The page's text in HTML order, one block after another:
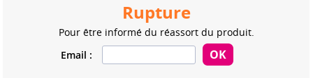
Rupture
Pour être informé du réassort du produit.
Email :